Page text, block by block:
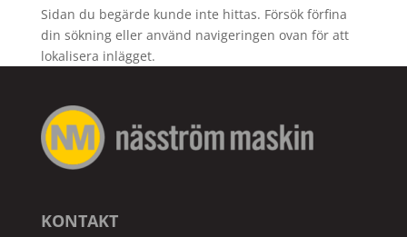
Sidan du begärde kunde inte hittas. Försök förfina
din sökning eller använd navigeringen ovan för att
lokalisera inlägget.
KONTAKT